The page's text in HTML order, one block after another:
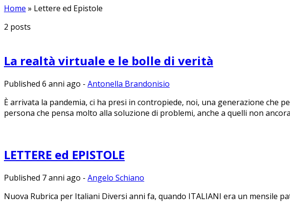
Home » Lettere ed Epistole
2 posts
La realtà virtuale e le bolle di verità
Published 6 anni ago - Antonella Brandonisio
È arrivata la pandemia, ci ha presi in contropiede, noi, una generazione che
persona che pensa molto alla soluzione di problemi, anche a quelli non ancora
LETTERE ed EPISTOLE
Published 7 anni ago - Angelo Schiano
Nuova Rubrica per Italiani Diversi anni fa, quando ITALIANI era un mensile